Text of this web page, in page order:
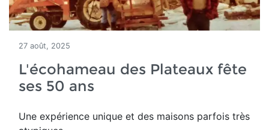
27 août, 2025
L'écohameau des Plateaux fête
ses 50 ans
Une expérience unique et des maisons parfois très